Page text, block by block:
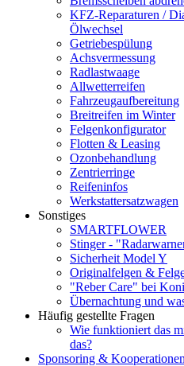
KFZ-Reparaturen /
Ölwechsel
Getriebespülung
Achsvermessung
Radlastwaage
Allwetterreifen
Fahrzeugaufbereitung
Breitreifen im Winter
Felgenkonfigurator
Flotten & Leasing
Ozonbehandlung
Zentrierringe
Reifeninfos
Werkstattersatzwagen
Sonstiges
SMARTFLOWER
Stinger -
Sicherheit Model Y
Originalfelgen &
"Reber Care" bei
Übernachtung und
Häufig gestellte Fragen
Wie funktioniert das
das?
Sponsoring & Kooperationen